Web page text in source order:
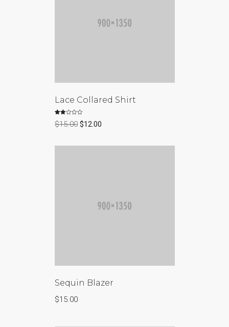
Lace Collared Shirt
Valorado
con
$15.00 $12.00
Sequin Blazer
$15.00